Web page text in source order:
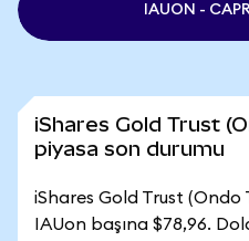
IAUON -
iShares Gold Trust
piyasa son durumu
iShares Gold Trust
IAUon başına $78,96.